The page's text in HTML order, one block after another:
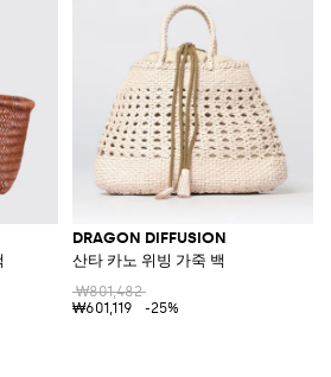
DRAGON DIFFUSION
산타 카노 위빙 가죽 백
₩801,482
₩601,119
-25%